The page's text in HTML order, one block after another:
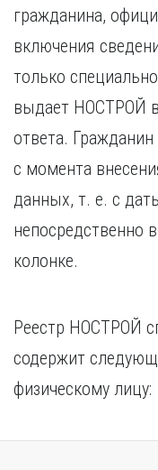
гражданина,
включения
только
выдает НОСТРОЙ в
ответа.
с момента
данных, т. е. с
непосредственно
колонке.
Реестр НОСТРОЙ
содержит
физическому лицу: